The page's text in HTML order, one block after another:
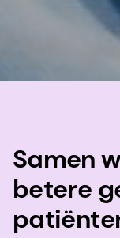
Samen
betere